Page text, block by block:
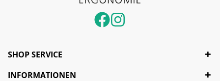
SHOP SERVICE
INFORMATIONEN